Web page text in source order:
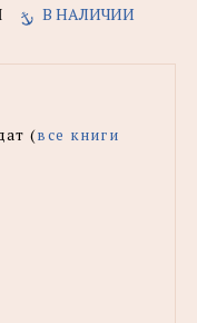
В НАЛИЧИИ
(все книги